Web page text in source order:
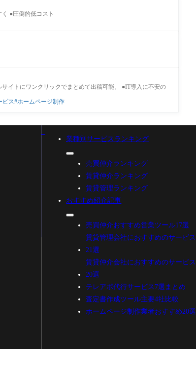
●圧倒的低コスト
イトにワンクリックでまとめて出稿可能。 ●IT導入に不安の
ビス ホームページ制作
業種別サービスランキング
売買仲介ランキング
賃貸仲介ランキング
賃貸管理ランキング
おすすめ紹介記事
売買仲介おすすめ営業ツール17選
賃貸管理会社におすすめのサービス
21選
賃貸仲介会社におすすめのサービス
20選
テレアポ代行サービス7選まとめ
査定書作成ツール主要4社比較
ホームページ制作業者おすすめ20選